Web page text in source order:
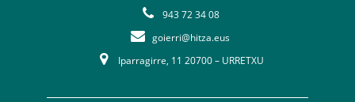
943 72 34 08
goierri@hitza.eus
Iparragirre, 11 20700 – URRETXU